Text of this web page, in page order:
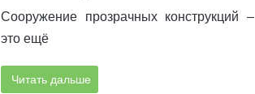
Сооружение прозрачных конструкций –
это ещё
Читать дальше